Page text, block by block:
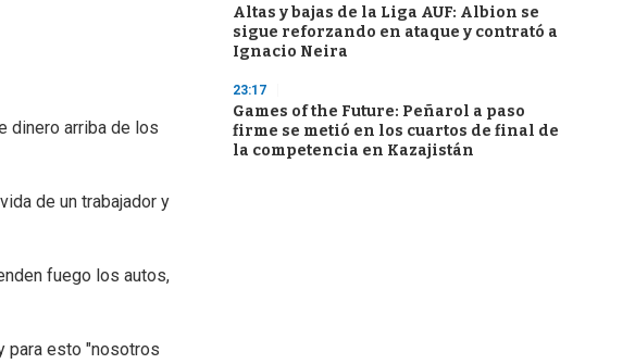
dinero arriba de los
de un trabajador y
fuego los autos,
para esto "nosotros
Altas y bajas de la Liga AUF: Albion se
sigue reforzando en ataque y contrató a
Ignacio Neira
23:17
Games of the Future: Peñarol a paso
firme se metió en los cuartos de final de
la competencia en Kazajistán